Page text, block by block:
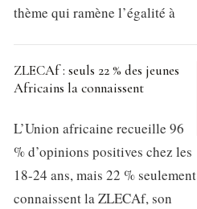
thème qui ramène l’égalité à
ZLECAf : seuls 22 % des jeunes
Africains la connaissent
L’Union africaine recueille 96
% d’opinions positives chez les
18-24 ans, mais 22 % seulement
connaissent la ZLECAf, son